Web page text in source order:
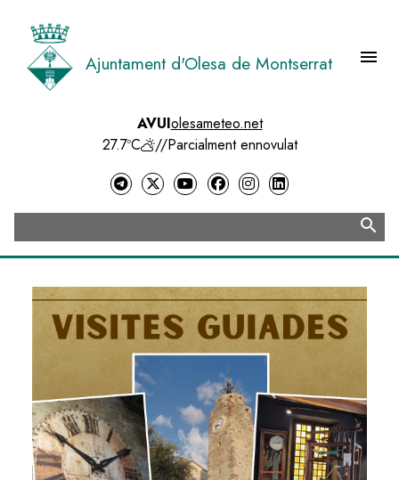
contingut
Ajuntament d'Olesa de Montserrat menu
AVUIolesameteo.net
27.7ºC
//Parcialment ennovulat
search
Image